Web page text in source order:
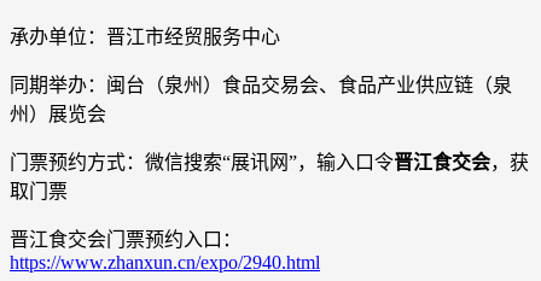
承办单位：晋江市经贸服务中心
同期举办：闽台（泉州）食品交易会、食品产业供应链（泉
州）展览会
门票预约方式：微信搜索“展讯网”，输入口令晋江食交会，获
取门票
晋江食交会门票预约入口：
https://www.zhanxun.cn/expo/2940.html